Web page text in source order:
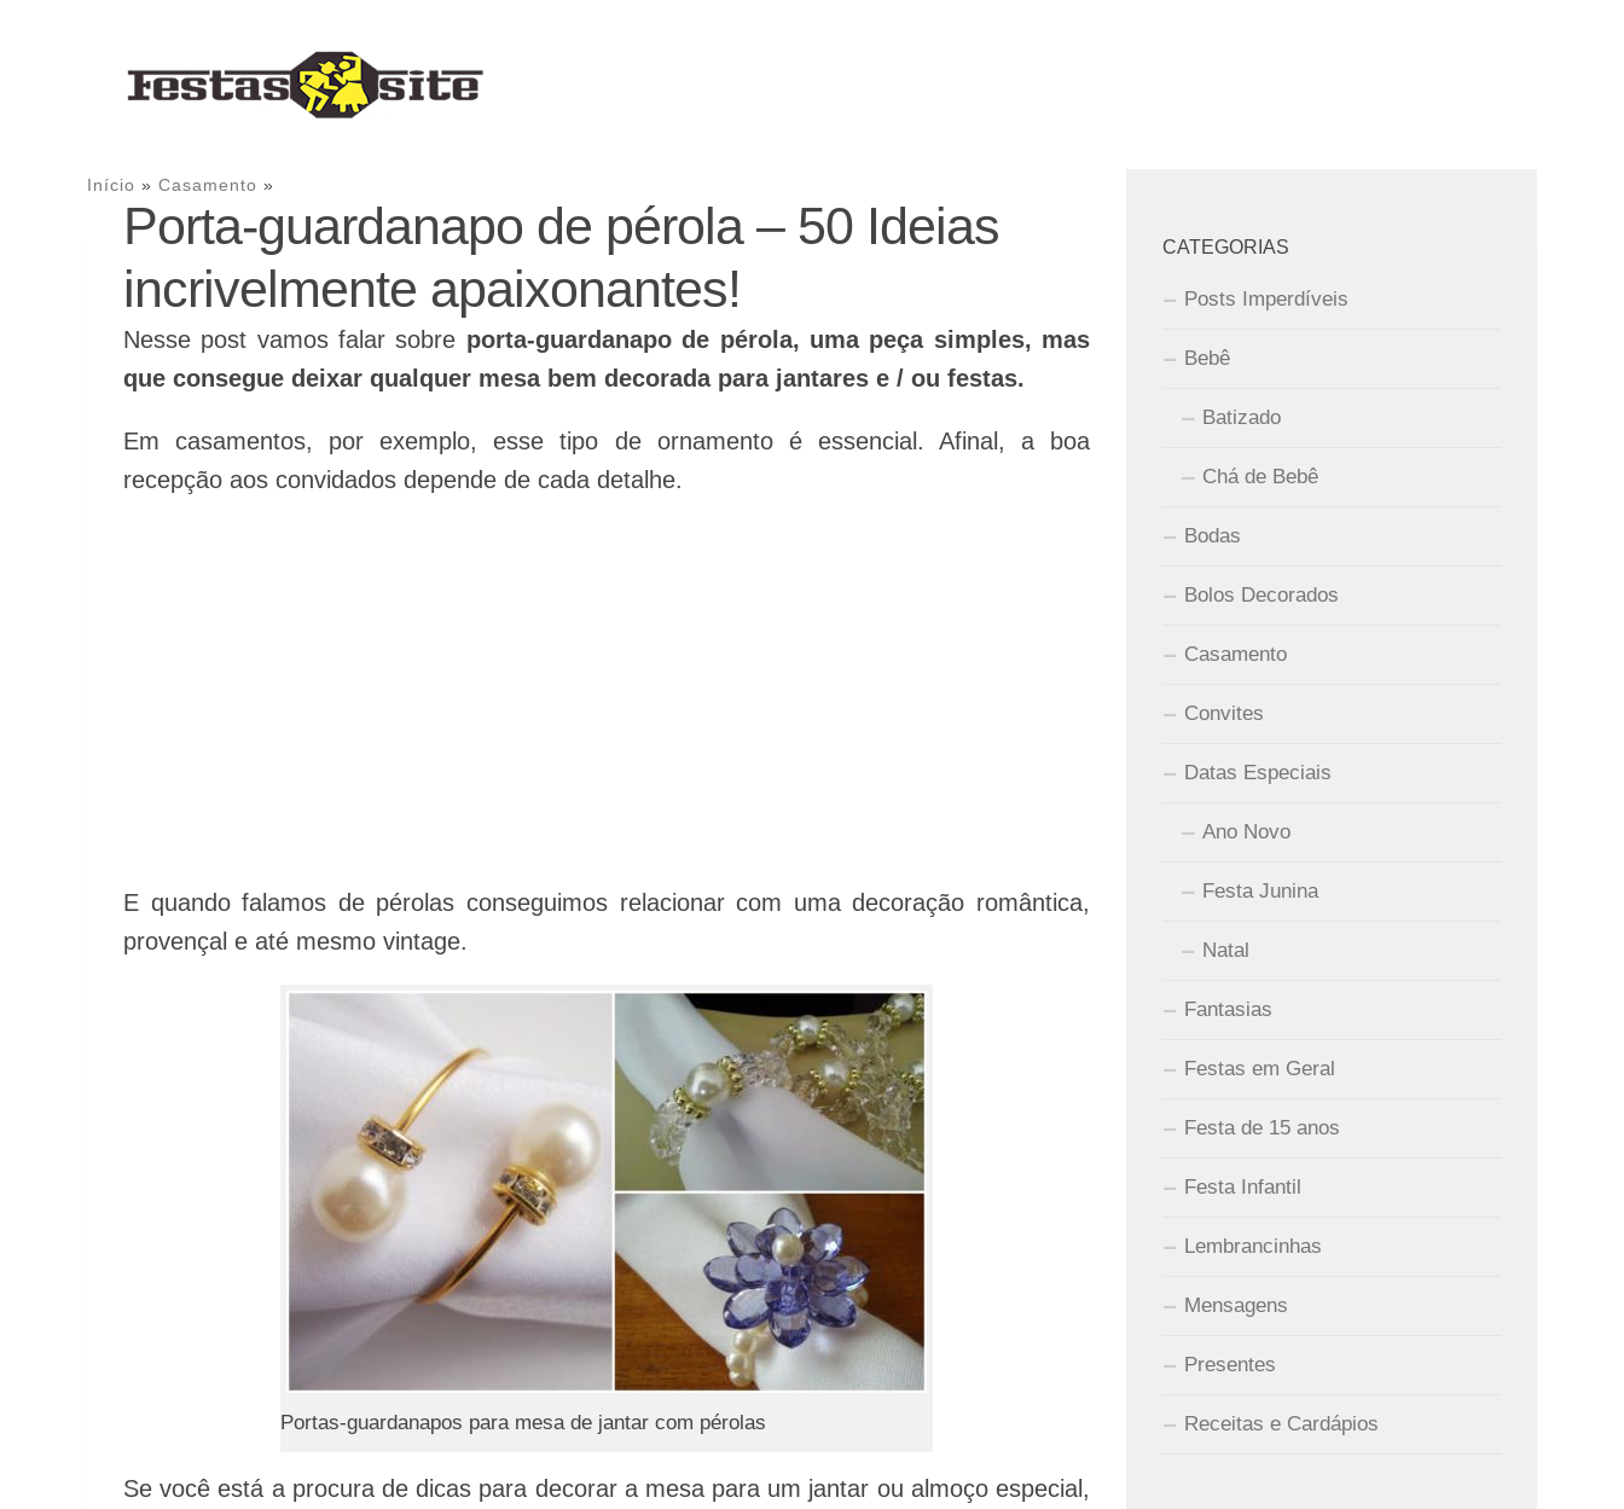
Início » Casamento »
Porta-guardanapo de pérola – 50 Ideias
incrivelmente apaixonantes!
Nesse post vamos falar sobre porta-guardanapo de pérola, uma peça simples, mas
que consegue deixar qualquer mesa bem decorada para jantares e / ou festas.
Em casamentos, por exemplo, esse tipo de ornamento é essencial. Afinal, a boa
recepção aos convidados depende de cada detalhe.
E quando falamos de pérolas conseguimos relacionar com uma decoração romântica,
provençal e até mesmo vintage.
Portas-guardanapos para mesa de jantar com pérolas
Se você está a procura de dicas para decorar a mesa para um jantar ou almoço especial,
CATEGORIAS
Posts Imperdíveis
Bebê
Batizado
Chá de Bebê
Bodas
Bolos Decorados
Casamento
Convites
Datas Especiais
Ano Novo
Festa Junina
Natal
Fantasias
Festas em Geral
Festa de 15 anos
Festa Infantil
Lembrancinhas
Mensagens
Presentes
Receitas e Cardápios